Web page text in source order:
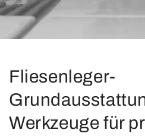
Fliesenleger-
Werkzeuge für